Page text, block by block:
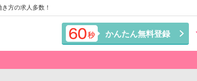
方の求人多数！
かんたん無料登録